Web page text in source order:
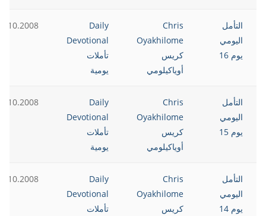
التأمل
اليومي
يوم 16
Chris
Oyakhilome
كريس
أوياكيلومي
Daily
Devotional
تأملات
يومية
التأمل
اليومي
يوم 15
Chris
Oyakhilome
كريس
أوياكيلومي
Daily
Devotional
تأملات
يومية
التأمل
اليومي
يوم 14
Chris
Oyakhilome
كريس
Daily
Devotional
تأملات